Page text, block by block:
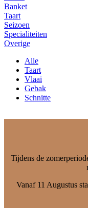
Banket
Taart
Seizoen
Specialiteiten
Overige
Alle
Taart
Vlaai
Gebak
Schnitte
Tijdens de
Vanaf 11 Augustus